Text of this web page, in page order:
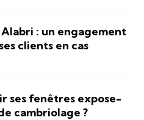
: un engagement
clients en cas
ses fenêtres expose-
cambriolage ?